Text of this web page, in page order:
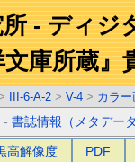
- ディジ
文庫所蔵』
III-6-A-2 > V-4 > カラ
-書誌情報（メタデー
高解像度 PDF